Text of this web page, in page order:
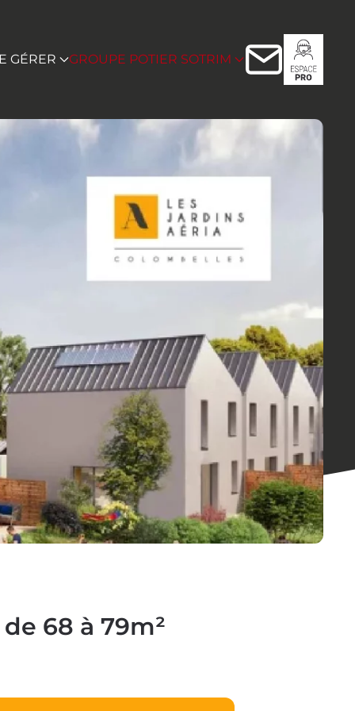
GÉRER GROUPE POTIER SOTRIM
68 à 79m²